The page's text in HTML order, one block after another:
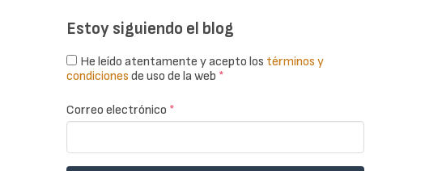
Estoy siguiendo el blog
He leído atentamente y acepto los términos y
condiciones de uso de la web *
Correo electrónico *